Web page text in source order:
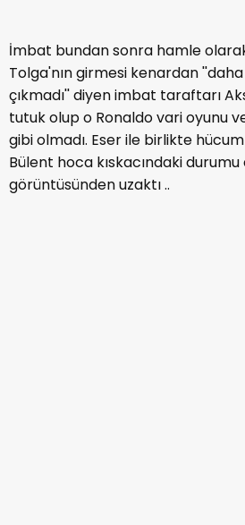
İmbat bundan sonra hamle olarak
Tolga'nın girmesi kenardan
çıkmadı'' diyen imbat taraftarı
tutuk olup o Ronaldo vari oyunu
gibi olmadı. Eser ile birlikte
Bülent hoca kıskacındaki
görüntüsünden uzaktı ..